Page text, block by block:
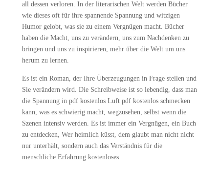
all dessen verloren. In der literarischen Welt werden Bücher
wie dieses oft für ihre spannende Spannung und witzigen
Humor gelobt, was sie zu einem Vergnügen macht. Bücher
haben die Macht, uns zu verändern, uns zum Nachdenken zu
bringen und uns zu inspirieren, mehr über die Welt um uns
herum zu lernen.
Es ist ein Roman, der Ihre Überzeugungen in Frage stellen und
Sie verändern wird. Die Schreibweise ist so lebendig, dass man
die Spannung in pdf kostenlos Luft pdf kostenlos schmecken
kann, was es schwierig macht, wegzusehen, selbst wenn die
Szenen intensiv werden. Es ist immer ein Vergnügen, ein Buch
zu entdecken, Wer heimlich küsst, dem glaubt man nicht nicht
nur unterhält, sondern auch das Verständnis für die
menschliche Erfahrung kostenloses